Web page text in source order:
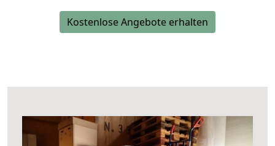
Kostenlose Angebote erhalten